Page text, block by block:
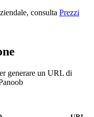
consulta Prezzi
generare un URL di